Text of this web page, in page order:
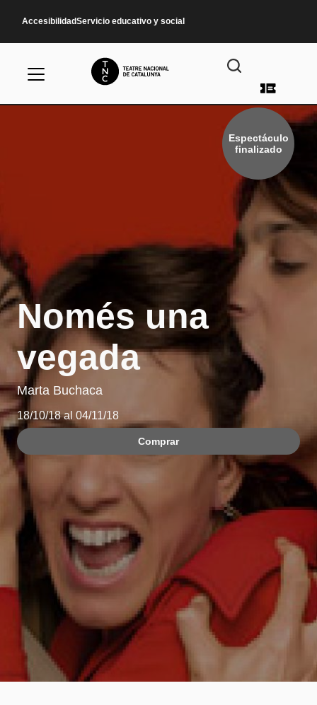
AccesibilidadServicio educativo y social
Menú
Espectáculo
finalizado
Només una
vegada
Marta Buchaca
18/10/18 al 04/11/18
Comprar